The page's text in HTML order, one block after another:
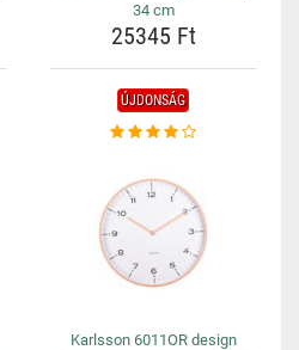
34 cm
25345 Ft
ÚJDONSÁG
Karlsson 6011OR design